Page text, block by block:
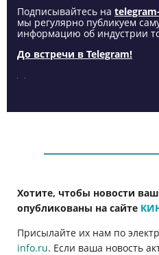
Подписывайтесь на
мы регулярно публикуем
информацию об индустрии
До встречи в Telegram!
Хотите, чтобы новости
опубликованы на сайте
Присылайте их нам по
info.ru. Если ваша новость